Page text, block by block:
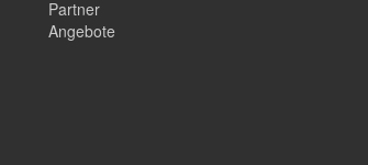
Partner
Angebote